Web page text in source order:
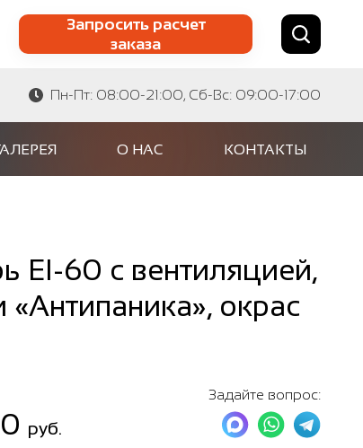
Запросить расчет
заказа
по сайту Найти по артикулу
Пн-Пт: 08:00-21:00, Сб-Вс: 09:00-17:00
О НАС КОНТАКТЫ
EI-60 с вентиляцией,
окрас
руб.
Задайте вопрос: